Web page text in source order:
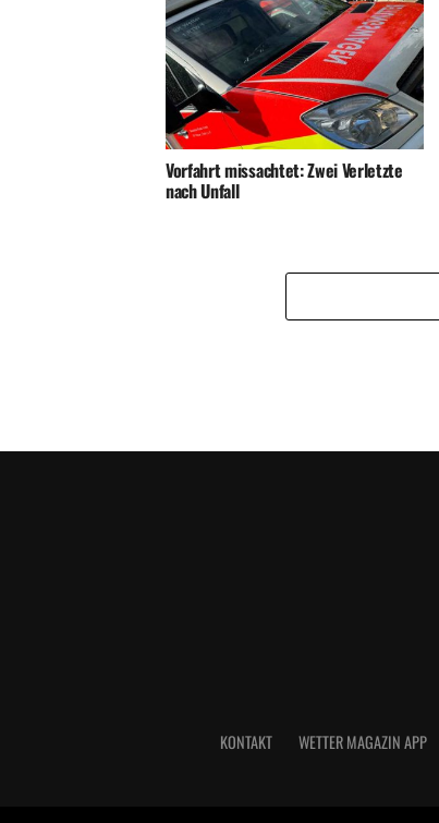
Vorfahrt missachtet: Zwei Verletzte
nach Unfall
KONTAKT WETTER MAGAZIN APP